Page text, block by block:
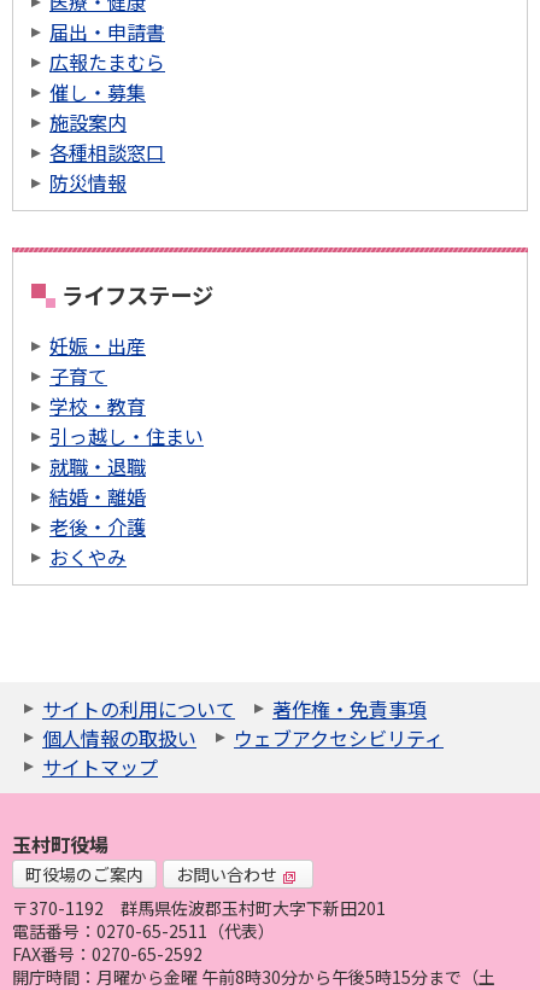
届出・申請書
広報たまむら
催し・募集
施設案内
各種相談窓口
防災情報
ライフステージ
妊娠・出産
子育て
学校・教育
引っ越し・住まい
就職・退職
結婚・離婚
老後・介護
おくやみ
サイトの利用について
著作権・免責事項
個人情報の取扱い
ウェブアクセシビリティ
サイトマップ
玉村町役場
町役場のご案内
お問い合わせ
〒370-1192
群馬県佐波郡玉村町大字下新田201
電話番号：0270-65-2511（代表）
FAX番号：0270-65-2592
開庁時間：月曜から金曜 午前8時30分から午後5時15分まで（土